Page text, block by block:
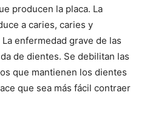
producen la placa. La
a caries, caries y
enfermedad grave de las
de dientes. Se debilitan las
que mantienen los dientes
que sea más fácil contraer